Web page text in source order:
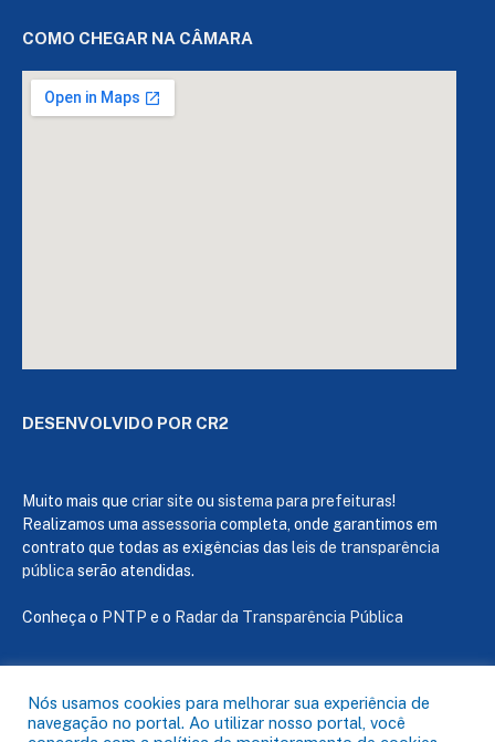
COMO CHEGAR NA CÂMARA
DESENVOLVIDO POR CR2
Muito mais que criar site ou sistema para prefeituras!
Realizamos uma assessoria completa, onde garantimos em
contrato que todas as exigências das leis de transparência
pública serão atendidas.
Conheça o PNTP e o Radar da Transparência Pública
Todos os direitos reservados a Câmara de Capanema
Nós usamos cookies para melhorar sua experiência de
navegação no portal. Ao utilizar nosso portal, você